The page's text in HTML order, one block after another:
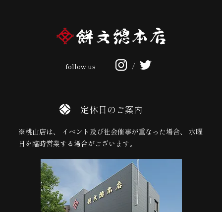
follow us /
定休日のご案内
※桃山店は、 イベント及び社会催事が重なった場合、 水曜
日を臨時営業する場合がございます。